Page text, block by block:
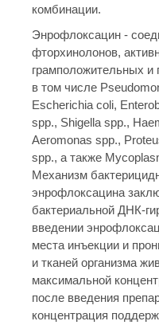
комбинации.
Энрофлоксацин -
фторхинолонов,
грамположительных и
в том числе
Escherichia coli,
spp., Shigella spp.,
Aeromonas spp.,
spp., а также
Механизм
энрофлоксацина
бактериальной ДНК-
введении
места инъекции и
и тканей организма
максимальной
после введения
концентрация